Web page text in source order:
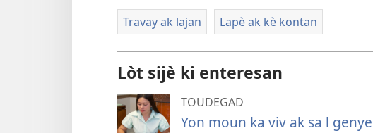
Travay ak lajan Lapè ak kè kontan
Lòt sijè ki enteresan
TOUDEGAD
Yon moun ka viv ak sa l